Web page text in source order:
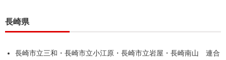
長崎県
長崎市立三和・長崎市立小江原・長崎市立岩屋・長崎南山 連合